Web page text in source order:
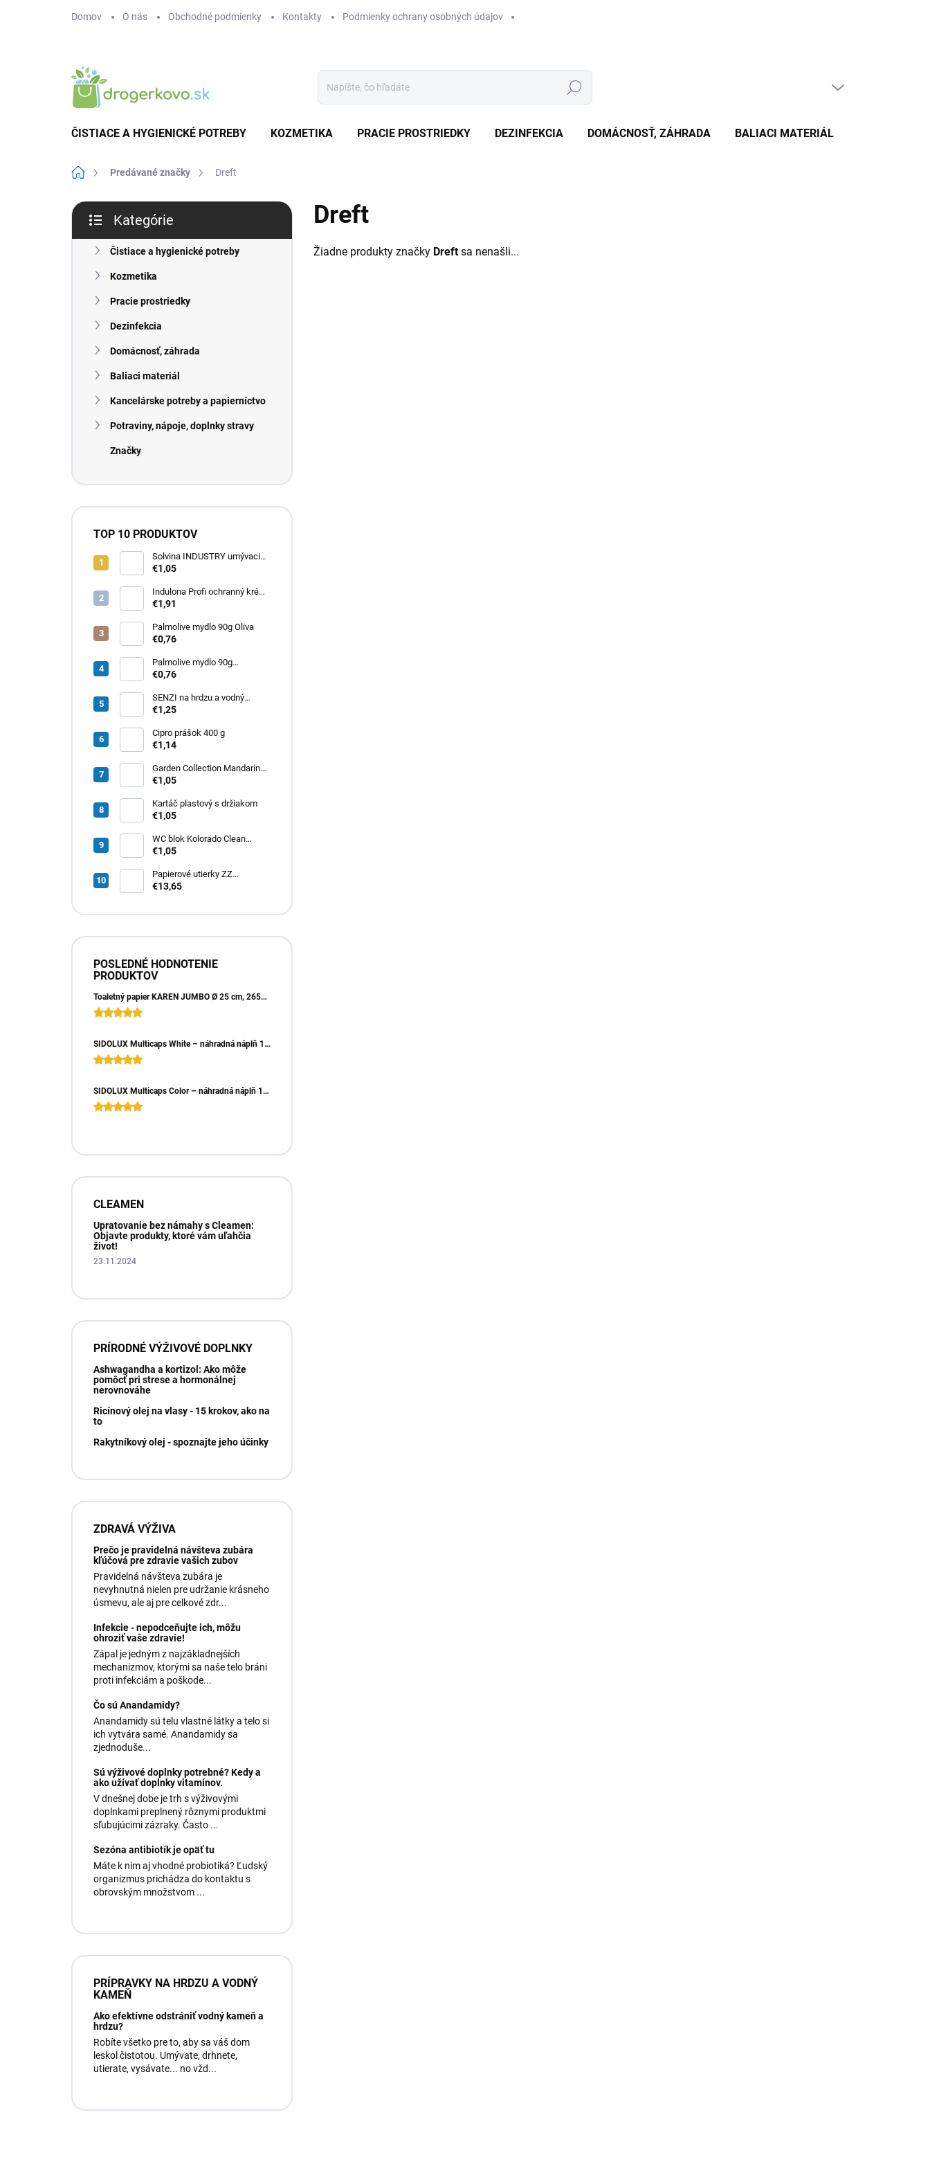
Domov O nás Obchodné podmienky Kontakty Podmienky ochrany osobných údajov
Hľadať
ČISTIACE A HYGIENICKÉ POTREBY KOZMETIKA PRACIE PROSTRIEDKY DEZINFEKCIA DOMÁCNOSŤ, ZÁHRADA BALIACI MATERIÁL
DomovPredávané značky Dreft
B
č
kategórie
Kategórie
Čistiace a hygienické potreby
Kozmetika
Pracie prostriedky
Dezinfekcia
Domácnosť, záhrada
Baliaci materiál
Kancelárske potreby a papierníctvo
Potraviny, nápoje, doplnky stravy
Značky
TOP 10 PRODUKTOV
Solvina INDUSTRY umývacia
pasta na ruky 450g
€1,05
Indulona Profi ochranný krém
na ruky 100ml
€1,91
Palmolive mydlo 90g Oliva
€0,76
Palmolive mydlo 90g
Milk&amp;Honey
€0,76
SENZI na hrdzu a vodný
kameň 450 g
€1,25
Cipro prášok 400 g
€1,14
Garden Collection Mandarin
osviežovač vzduchu 300ml
€1,05
Kartáč plastový s držiakom
€1,05
WC blok Kolorado Clean
Aroma Exotické Kvety 40g
€1,05
Papierové utierky ZZ
zelené (4000ks) 1vrst.
€13,65
POSLEDNÉ HODNOTENIE
PRODUKTOV
Toaletný papier KAREN JUMBO Ø 25 cm, 265m, 2vrst. (6ks)
SIDOLUX Multicaps White – náhradná náplň 10ks
SIDOLUX Multicaps Color – náhradná náplň 10ks
CLEAMEN
Upratovanie bez námahy s Cleamen:
Objavte produkty, ktoré vám uľahčia
život!
23.11.2024
PRÍRODNÉ VÝŽIVOVÉ DOPLNKY
Ashwagandha a kortizol: Ako môže
pomôcť pri strese a hormonálnej
nerovnováhe
Ricínový olej na vlasy - 15 krokov, ako na
to
Rakytníkový olej - spoznajte jeho účinky
ZDRAVÁ VÝŽIVA
Prečo je pravidelná návšteva zubára
kľúčová pre zdravie vašich zubov
Pravidelná návšteva zubára je
nevyhnutná nielen pre udržanie krásneho
úsmevu, ale aj pre celkové zdr...
Infekcie - nepodceňujte ich, môžu
ohroziť vaše zdravie!
Zápal je jedným z najzákladnejších
mechanizmov, ktorými sa naše telo bráni
proti infekciám a poškode...
Čo sú Anandamidy?
Anandamidy sú telu vlastné látky a telo si
ich vytvára samé. Anandamidy sa
zjednoduše...
Sú výživové doplnky potrebné? Kedy a
ako užívať doplnky vitamínov.
V dnešnej dobe je trh s výživovými
doplnkami preplnený rôznymi produktmi
sľubujúcimi zázraky. Často ...
Sezóna antibiotík je opäť tu
Máte k nim aj vhodné probiotiká? Ľudský
organizmus prichádza do kontaktu s
obrovským množstvom ...
PRÍPRAVKY NA HRDZU A VODNÝ
KAMEŇ
Ako efektívne odstrániť vodný kameň a
hrdzu?
Robíte všetko pre to, aby sa váš dom
leskol čistotou. Umývate, drhnete,
utierate, vysávate... no vžd...
Dreft
Žiadne produkty značky Dreftsa nenašli...